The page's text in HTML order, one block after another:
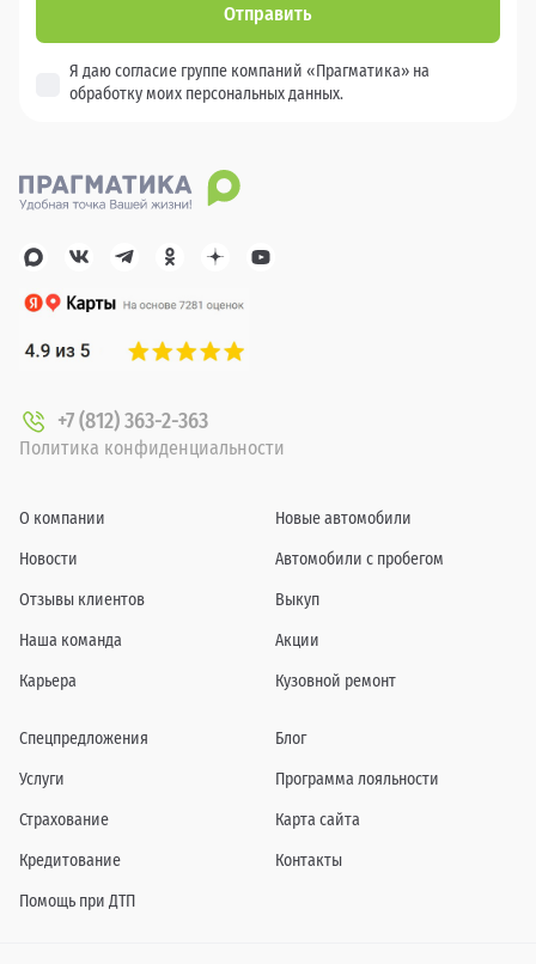
Отправить
Я даю согласие группе компаний «Прагматика» на
обработку моих персональных данных.
+7 (812) 363-2-363
Политика конфиденциальности
О компании
Новости
Отзывы клиентов
Наша команда
Карьера
Новые автомобили
Автомобили с пробегом
Выкуп
Акции
Кузовной ремонт
Спецпредложения
Услуги
Страхование
Кредитование
Помощь при ДТП
Блог
Программа лояльности
Карта сайта
Контакты